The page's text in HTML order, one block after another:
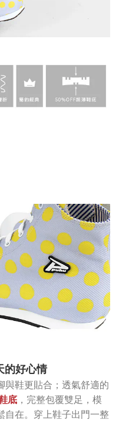
的好心情
與鞋更貼合；透氣舒適的
底 ，完整包覆雙足，模
自在。穿上鞋子出門一整